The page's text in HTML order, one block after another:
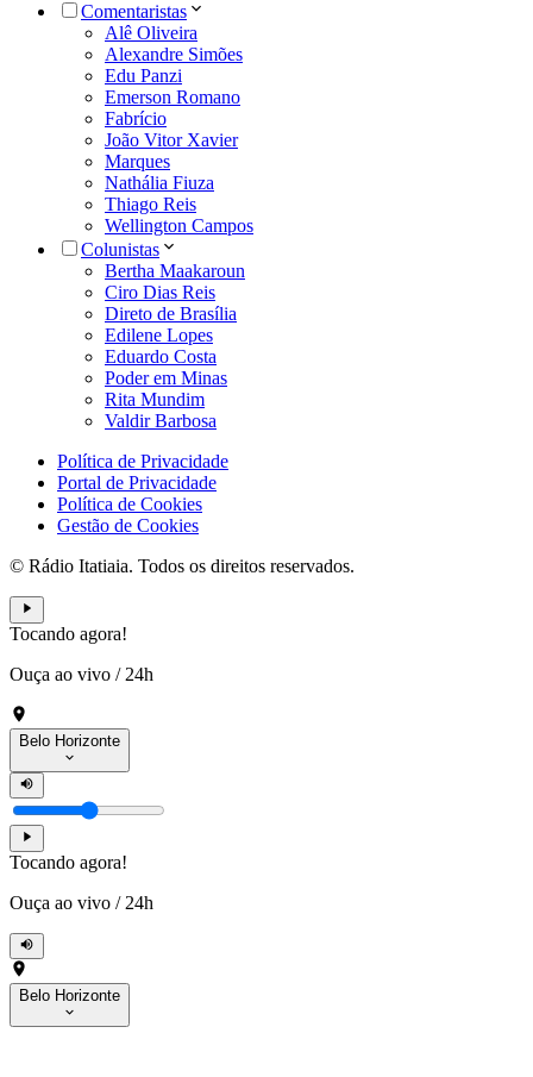
Comentaristas
Alê Oliveira
Alexandre Simões
Edu Panzi
Emerson Romano
Fabrício
João Vitor Xavier
Marques
Nathália Fiuza
Thiago Reis
Wellington Campos
Colunistas
Bertha Maakaroun
Ciro Dias Reis
Direto de Brasília
Edilene Lopes
Eduardo Costa
Poder em Minas
Rita Mundim
Valdir Barbosa
Política de Privacidade
Portal de Privacidade
Política de Cookies
Gestão de Cookies
© Rádio Itatiaia. Todos os direitos reservados.
Tocando agora!
Ouça ao vivo / 24h
Belo Horizonte
Tocando agora!
Ouça ao vivo / 24h
Belo Horizonte